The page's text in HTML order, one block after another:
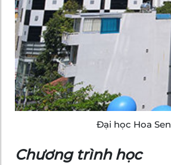
Đại học Hoa Sen
Chương trình học